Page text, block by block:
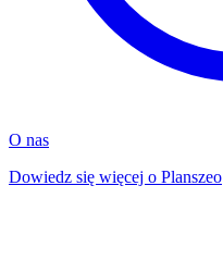
O nas
Dowiedz się więcej o Planszeo